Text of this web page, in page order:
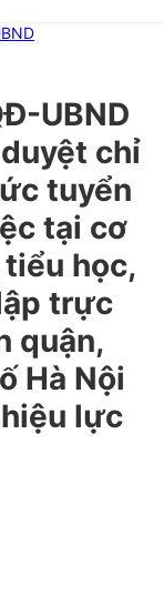
UBND
chỉ
tuyển
tại cơ
học,
trực
quận,
Hà Nội
lực